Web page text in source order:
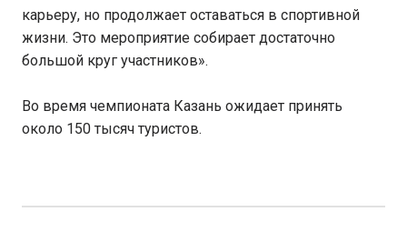
карьеру, но продолжает оставаться в спортивной
жизни. Это мероприятие собирает достаточно
большой круг участников».
Во время чемпионата Казань ожидает принять
около 150 тысяч туристов.